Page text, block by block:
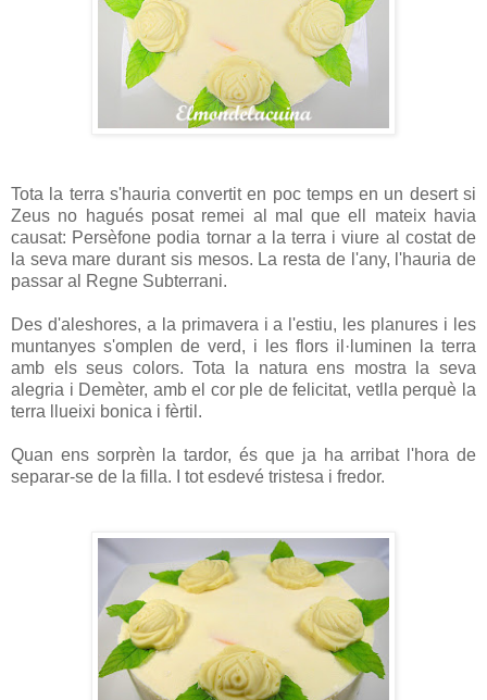
Tota la terra s'hauria convertit en poc temps en un desert si
Zeus no hagués posat remei al mal que ell mateix havia
causat: Persèfone podia tornar a la terra i viure al costat de
la seva mare durant sis mesos. La resta de l'any, l'hauria de
passar al Regne Subterrani.
Des d'aleshores, a la primavera i a l'estiu, les planures i les
muntanyes s'omplen de verd, i les flors il·luminen la terra
amb els seus colors. Tota la natura ens mostra la seva
alegria i Demèter, amb el cor ple de felicitat, vetlla perquè la
terra llueixi bonica i fèrtil.
Quan ens sorprèn la tardor, és que ja ha arribat l'hora de
separar-se de la filla. I tot esdevé tristesa i fredor.